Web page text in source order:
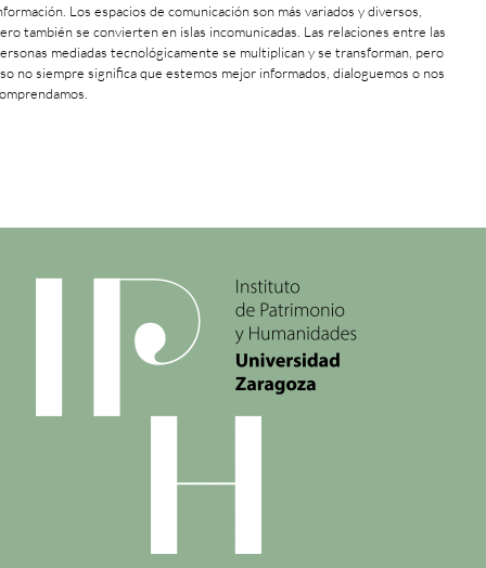
Los espacios de comunicación son más variados y diversos,
también se convierten en islas incomunicadas. Las relaciones entre las
mediadas tecnológicamente se multiplican y se transforman, pero
no siempre significa que estemos mejor informados, dialoguemos o nos